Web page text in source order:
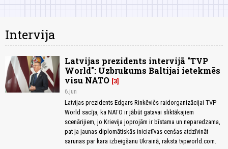
Intervija
Latvijas prezidents intervijā "TVP
World": Uzbrukums Baltijai ietekmēs
visu NATO 3
6.jun
Latvijas prezidents Edgars Rinkēvičs raidorganizācijai TVP
World sacīja, ka NATO ir jābūt gatavai sliktākajiem
scenārijiem, jo ​​Krievija joprojām ir bīstama un neparedzama,
pat ja jaunas diplomātiskās iniciatīvas cenšas atdzīvināt
sarunas par kara izbeigšanu Ukrainā, raksta tvpworld.com.